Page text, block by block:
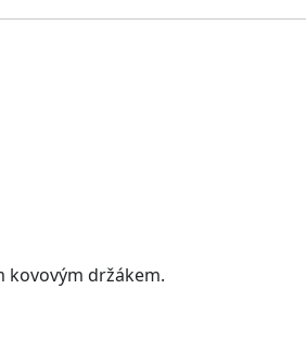
kovovým držákem.